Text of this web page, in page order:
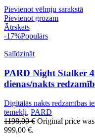
Pievienot vēlmju sarakstā
Pievienot grozam
Ātrskats
-17%Populārs
Salīdzināt
PARD Night Stalker
dienas/nakts
Digitālās nakts redzamības
tēmekļi, PARD
1198,00€ Original price
999,00 €.